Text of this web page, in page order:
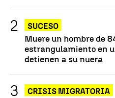
SUCESO
Muere un hombre de
estrangulamiento en
detienen a su nuera
CRISIS MIGRATORIA